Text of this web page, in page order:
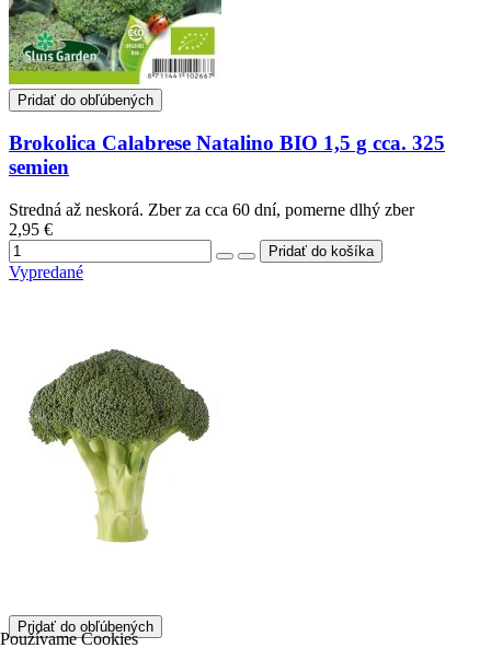
Pridať do obľúbených
Brokolica Calabrese Natalino BIO 1,5 g cca. 325
semien
Stredná až neskorá. Zber za cca 60 dní, pomerne dlhý zber
2,95 €
Vypredané
Pridať do obľúbených
Používame Cookies